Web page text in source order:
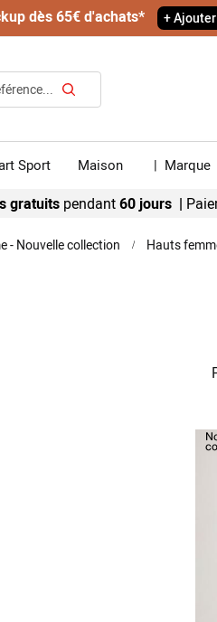
dès 65€ d'achats* +
Rechercher
Sport Maison | Marque
gratuits pendant60 jours |
- Nouvelle collection Hauts